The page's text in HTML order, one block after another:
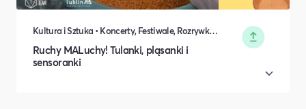
Kultura i Sztuka • Koncerty, Festiwale, Rozrywka • DIY, Majsterkowanie, Hobby • Rodzina i relacje międzyludzkie
Ruchy MALuchy! Tulanki, pląsanki i
sensoranki